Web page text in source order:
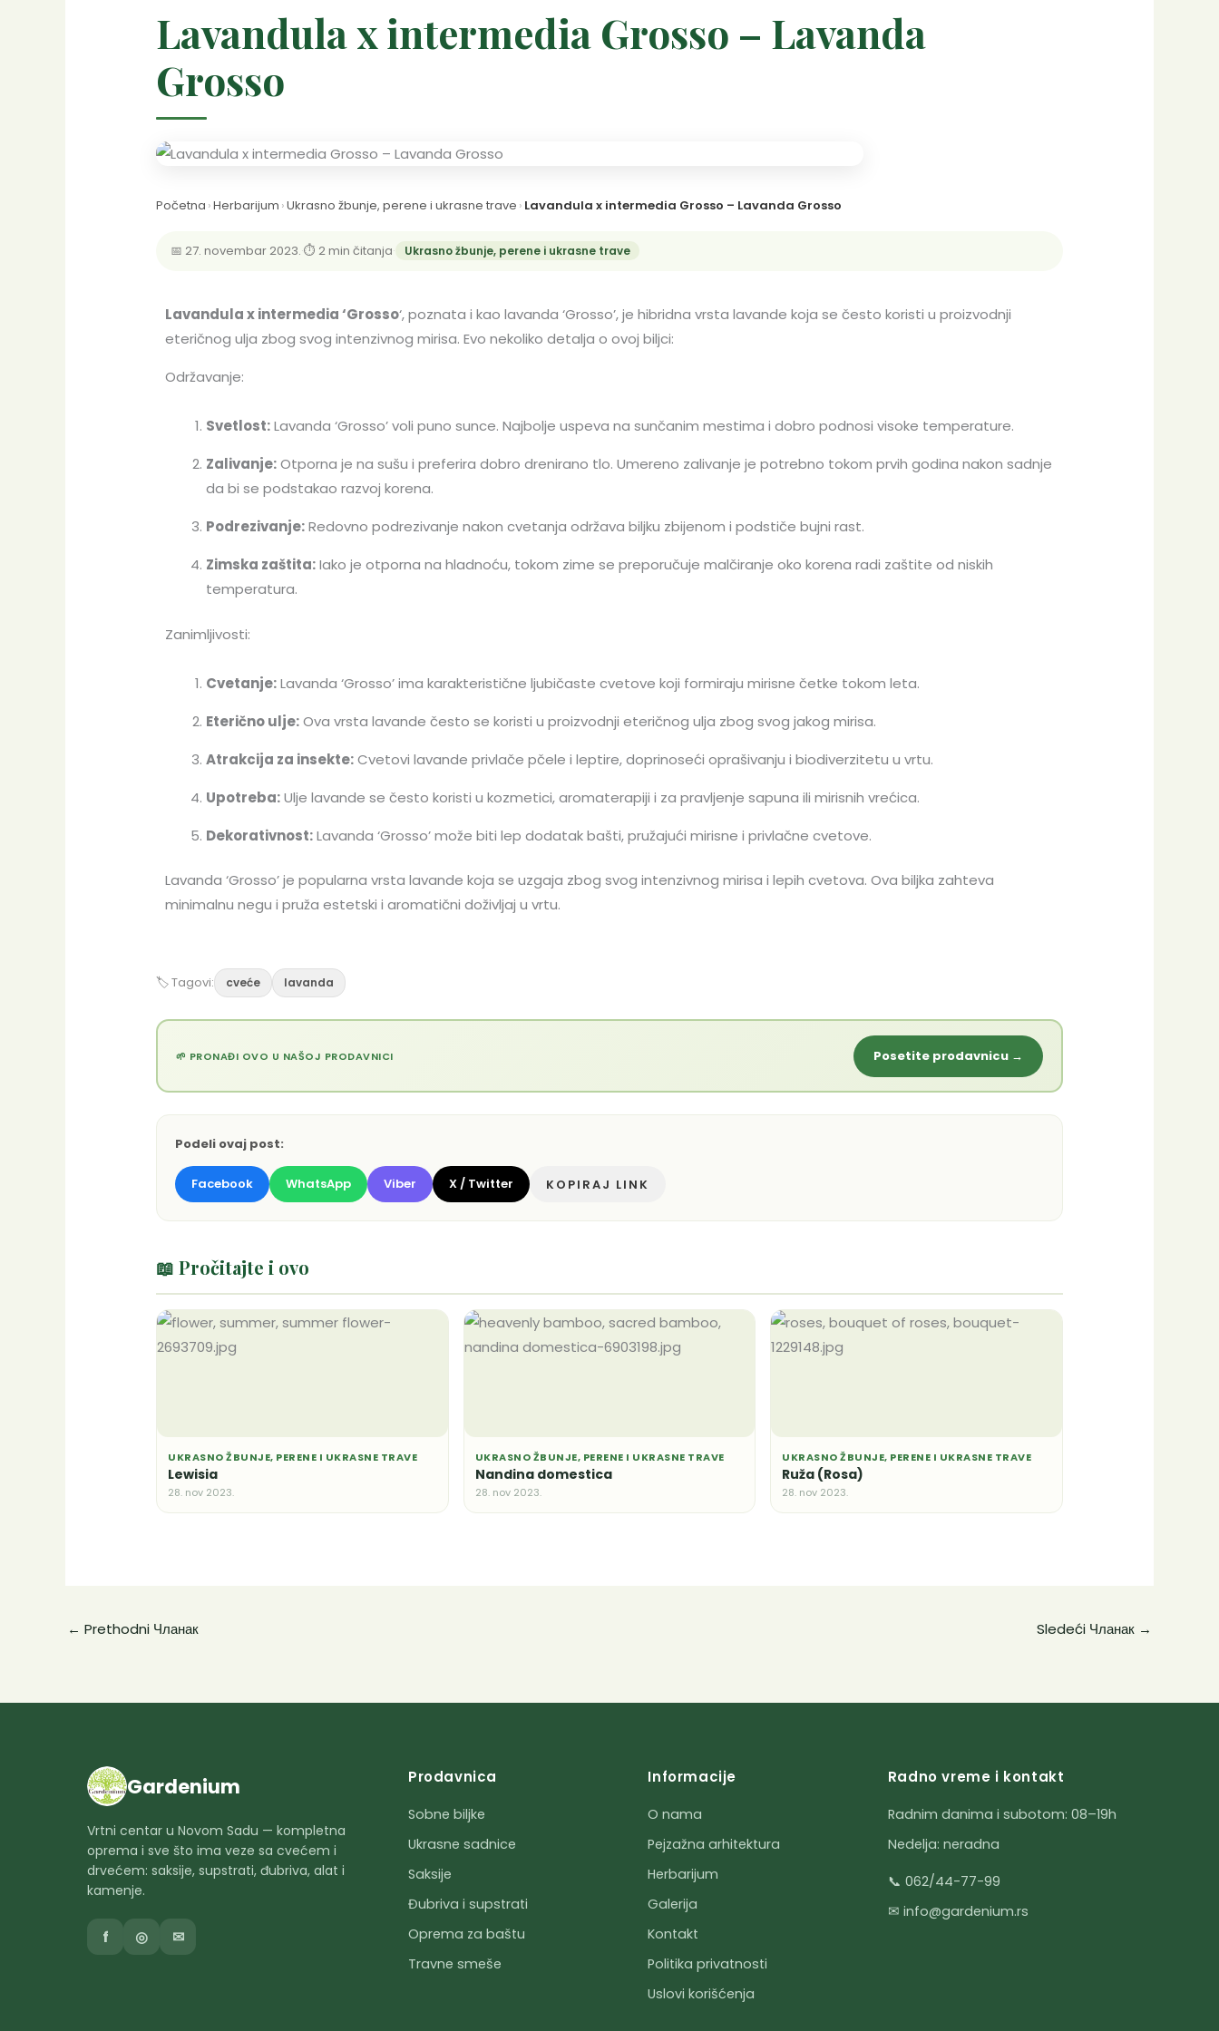
Lavandula x intermedia Grosso – Lavanda
Grosso
Početna ›Herbarijum ›Ukrasno žbunje, perene i ukrasne trave › Lavandula x intermedia Grosso – Lavanda Grosso
📅 27. novembar 2023.·⏱ 2 min čitanja· Ukrasno žbunje, perene i ukrasne trave
Lavandula x intermedia ‘Grosso‘, poznata i kao lavanda ‘Grosso’, je hibridna vrsta lavande koja se često koristi u proizvodnji
eteričnog ulja zbog svog intenzivnog mirisa. Evo nekoliko detalja o ovoj biljci:
Održavanje:
Svetlost:Lavanda ‘Grosso’ voli puno sunce. Najbolje uspeva na sunčanim mestima i dobro podnosi visoke temperature.
Zalivanje:Otporna je na sušu i preferira dobro drenirano tlo. Umereno zalivanje je potrebno tokom prvih godina nakon sadnje
da bi se podstakao razvoj korena.
Podrezivanje:Redovno podrezivanje nakon cvetanja održava biljku zbijenom i podstiče bujni rast.
Zimska zaštita:Iako je otporna na hladnoću, tokom zime se preporučuje malčiranje oko korena radi zaštite od niskih
temperatura.
Zanimljivosti:
Cvetanje:Lavanda ‘Grosso’ ima karakteristične ljubičaste cvetove koji formiraju mirisne četke tokom leta.
Eterično ulje:Ova vrsta lavande često se koristi u proizvodnji eteričnog ulja zbog svog jakog mirisa.
Atrakcija za insekte:Cvetovi lavande privlače pčele i leptire, doprinoseći oprašivanju i biodiverzitetu u vrtu.
Upotreba:Ulje lavande se često koristi u kozmetici, aromaterapiji i za pravljenje sapuna ili mirisnih vrećica.
Dekorativnost:Lavanda ‘Grosso’ može biti lep dodatak bašti, pružajući mirisne i privlačne cvetove.
Lavanda ‘Grosso’ je popularna vrsta lavande koja se uzgaja zbog svog intenzivnog mirisa i lepih cvetova. Ova biljka zahteva
minimalnu negu i pruža estetski i aromatični doživljaj u vrtu.
🏷 Tagovi: cveće lavanda
🌱 PRONAĐI OVO U NAŠOJ PRODAVNICI Posetite prodavnicu →
Podeli ovaj post:
Facebook WhatsApp Viber X / Twitter KOPIRAJ LINK
📖 Pročitajte i ovo
UKRASNO ŽBUNJE, PERENE I UKRASNE TRAVE
Lewisia
28. nov 2023.
UKRASNO ŽBUNJE, PERENE I UKRASNE TRAVE
Nandina domestica
28. nov 2023.
UKRASNO ŽBUNJE, PERENE I UKRASNE TRAVE
Ruža (Rosa)
28. nov 2023.
← Prethodni Чланак Sledeći Чланак →
Gardenium
Vrtni centar u Novom Sadu — kompletna
oprema i sve što ima veze sa cvećem i
drvećem: saksije, supstrati, đubriva, alat i
kamenje.
f ◎ ✉
Prodavnica
Sobne biljke
Ukrasne sadnice
Saksije
Đubriva i supstrati
Oprema za baštu
Travne smeše
Informacije
O nama
Pejzažna arhitektura
Herbarijum
Galerija
Kontakt
Politika privatnosti
Uslovi korišćenja
Radno vreme i kontakt
Radnim danima i subotom: 08–19h
Nedelja: neradna
📞 062/44-77-99
✉ info@gardenium.rs